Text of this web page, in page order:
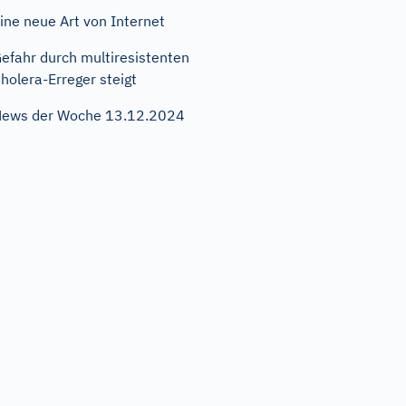
neue Art von Internet
durch multiresistenten
Erreger steigt
der Woche 13.12.2024